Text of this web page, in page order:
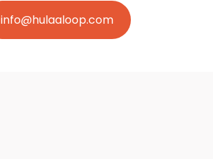
info@hulaaloop.com